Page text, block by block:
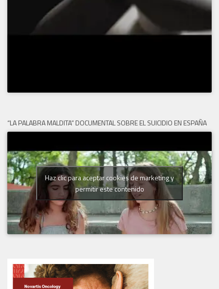
“LA PALABRA MALDITA” DOCUMENTAL SOBRE EL SUICIDIO EN ESPAÑA
Haz clic para aceptar cookies de marketing y
permitir este contenido